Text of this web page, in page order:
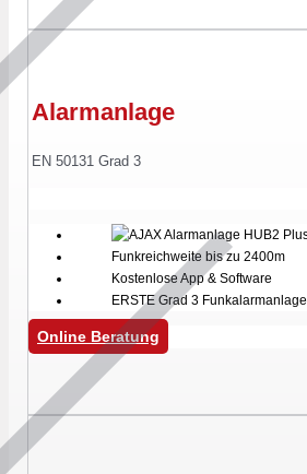
Alarmanlage
EN 50131 Grad 3
Funkreichweite bis zu 2400m
Kostenlose App & Software
ERSTE Grad 3 Funkalarmanlage
Online Beratung